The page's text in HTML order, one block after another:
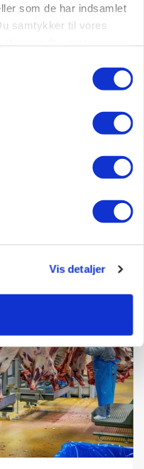
som de har indsamlet
samtykker til vores
Vis detaljer